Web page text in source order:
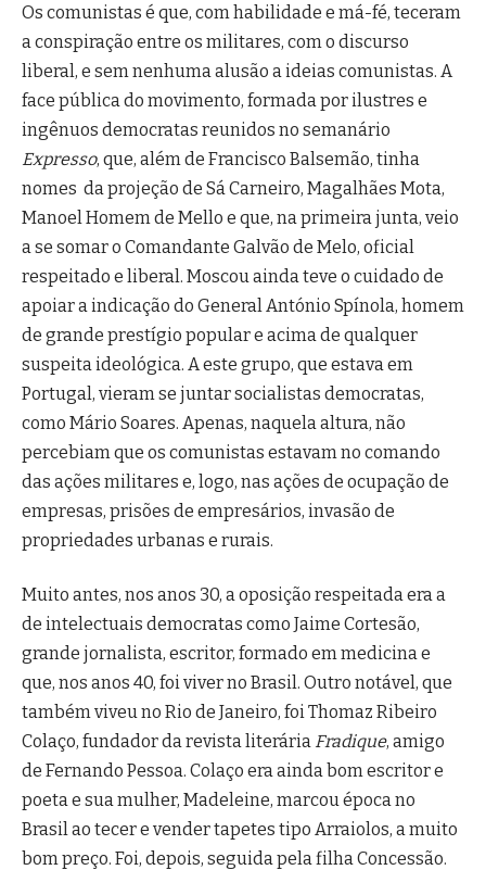
Os comunistas é que, com habilidade e má-fé, teceram
a conspiração entre os militares, com o discurso
liberal, e sem nenhuma alusão a ideias comunistas. A
face pública do movimento, formada por ilustres e
ingênuos democratas reunidos no semanário
Expresso, que, além de Francisco Balsemão, tinha
nomes da projeção de Sá Carneiro, Magalhães Mota,
Manoel Homem de Mello e que, na primeira junta, veio
a se somar o Comandante Galvão de Melo, oficial
respeitado e liberal. Moscou ainda teve o cuidado de
apoiar a indicação do General António Spínola, homem
de grande prestígio popular e acima de qualquer
suspeita ideológica. A este grupo, que estava em
Portugal, vieram se juntar socialistas democratas,
como Mário Soares. Apenas, naquela altura, não
percebiam que os comunistas estavam no comando
das ações militares e, logo, nas ações de ocupação de
empresas, prisões de empresários, invasão de
propriedades urbanas e rurais.
Muito antes, nos anos 30, a oposição respeitada era a
de intelectuais democratas como Jaime Cortesão,
grande jornalista, escritor, formado em medicina e
que, nos anos 40, foi viver no Brasil. Outro notável, que
também viveu no Rio de Janeiro, foi Thomaz Ribeiro
Colaço, fundador da revista literária Fradique, amigo
de Fernando Pessoa. Colaço era ainda bom escritor e
poeta e sua mulher, Madeleine, marcou época no
Brasil ao tecer e vender tapetes tipo Arraiolos, a muito
bom preço. Foi, depois, seguida pela filha Concessão.